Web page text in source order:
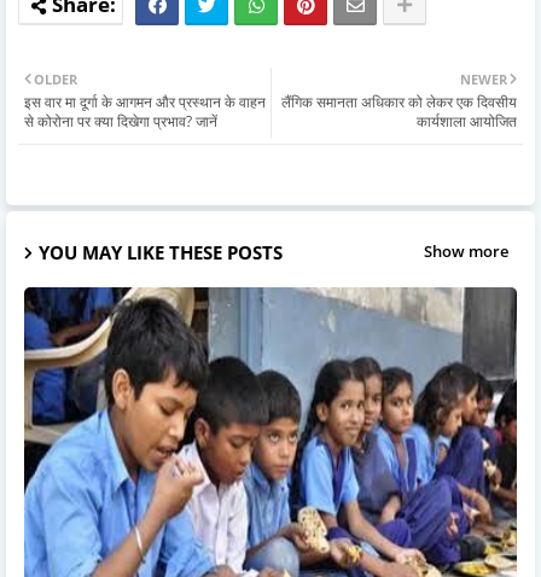
NEWER
लैंगिक समानता अधिकार को लेकर एक दिवसीय
कार्यशाला आयोजित
OLDER
इस वार मा दूर्गा के आगमन और प्रस्थान के वाहन
से कोरोना पर क्या दिखेगा प्रभाव? जानें
YOU MAY LIKE THESE POSTS Show more